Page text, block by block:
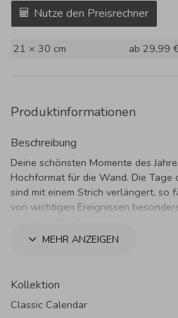
Nutze den Preisrechner
21 × 30 cm ab 29,99
Produktinformationen
Beschreibung
Deine schönsten Momente des
Hochformat für die Wand. Die Tage
sind mit einem Strich verlängert, so
von wichtigen Ereignissen
MEHR ANZEIGEN
Kollektion
Classic Calendar